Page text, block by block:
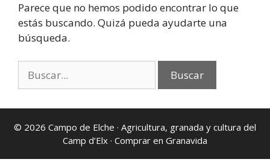
Parece que no hemos podido encontrar lo que
estás buscando. Quizá pueda ayudarte una
búsqueda.
© 2026 Campo de Elche · Agricultura, granada y cultura del
Camp d’Elx · Comprar en Granavida